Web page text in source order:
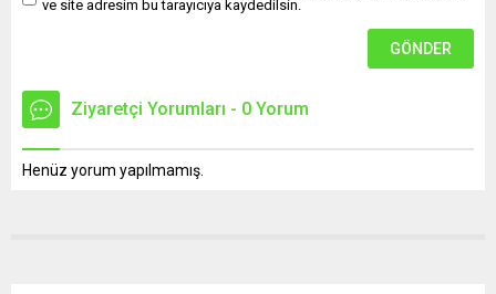
ve site adresim bu tarayıcıya kaydedilsin.
Ziyaretçi Yorumları - 0 Yorum
Henüz yorum yapılmamış.